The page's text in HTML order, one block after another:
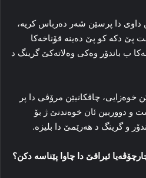
داوی دا پرسێن شه‌ر ده‌رباس کریه‌،
دکه‌ کو پێ ده‌ینه‌ قۆناخه‌کا
ب باندۆر وه‌کی وه‌لاته‌کێ‌ گرینگ د
خوه‌زایی، چاڤکانیێن مرۆڤی دا پر
و دووربین ئان خوه‌ندنێ ژ بۆ
و گرینگ د هه‌رێمێ دا بلیزه‌.
ئیراقێ دا چاوا پێناسه‌ دکن؟